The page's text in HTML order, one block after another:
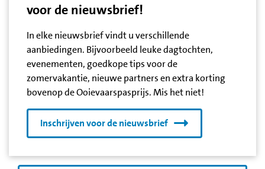
voor de nieuwsbrief!
In elke nieuwsbrief vindt u verschillende
aanbiedingen. Bijvoorbeeld leuke dagtochten,
evenementen, goedkope tips voor de
zomervakantie, nieuwe partners en extra korting
bovenop de Ooievaarspasprijs. Mis het niet!
Inschrijven voor de nieuwsbrief